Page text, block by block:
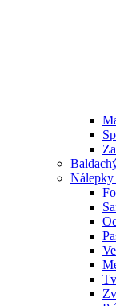
Nálepky